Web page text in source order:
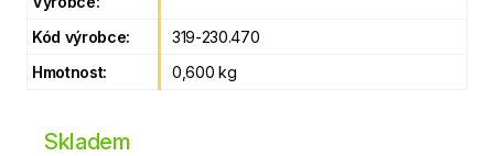
Kód výrobce:
319-230.470
Hmotnost:
0,600 kg
Skladem